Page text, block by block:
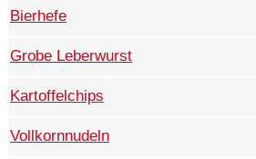
Bierhefe
Grobe Leberwurst
Kartoffelchips
Vollkornnudeln